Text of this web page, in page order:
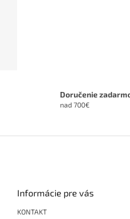
Doručenie
nad 700€
Informácie pre vás
KONTAKT